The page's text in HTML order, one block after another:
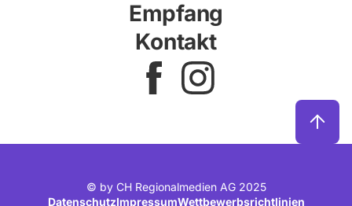
Empfang
Kontakt
© by CH Regionalmedien AG 2025
DatenschutzImpressumWettbewerbsrichtlinien